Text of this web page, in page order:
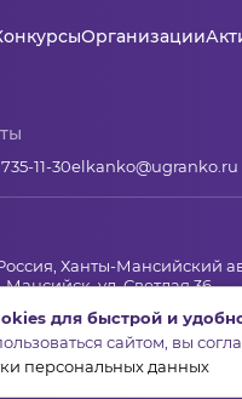
Организации
11-30elkanko@ugranko.ru
Россия, Ханты-Мансийский
Мансийск, ул. Светлая 36
информация
для быстрой и
сайтом, вы
персональных данных